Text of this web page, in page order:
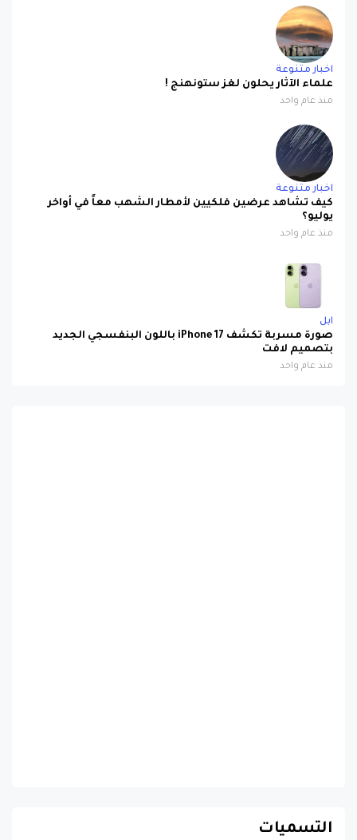
اخبار متنوعة
علماء الآثار يحلون لغز ستونهنج !
منذ عام واحد
اخبار متنوعة
كيف تشاهد عرضين فلكيين لأمطار الشهب معاً في أواخر
يوليو؟
منذ عام واحد
ابل
صورة مسربة تكشف iPhone 17 باللون البنفسجي الجديد
بتصميم لافت
منذ عام واحد
التسميات